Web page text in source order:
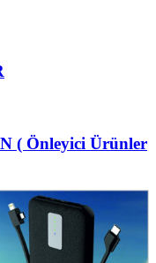
( Önleyici Ürünler